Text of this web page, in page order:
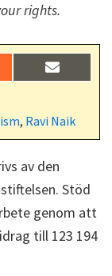
rights.
Dela
på
E
-
s
t
, Ravi Naik
av den
Stöd
genom att
till 123 194